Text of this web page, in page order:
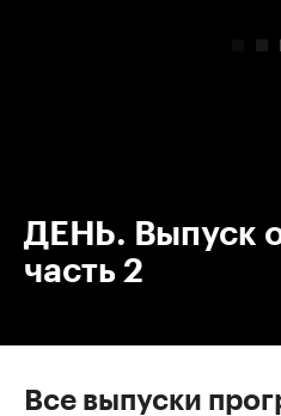
ДЕНЬ. Выпуск
часть 2
Все выпуски